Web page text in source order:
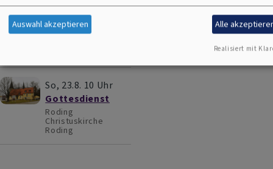
So, 16.8. 10 Uhr
Gottesdienst
Roding
So, 23.8. 10 Uhr
Gottesdienst
Roding
Christuskirche
Roding
Auswahl akzeptieren Alle
Realisiert mit